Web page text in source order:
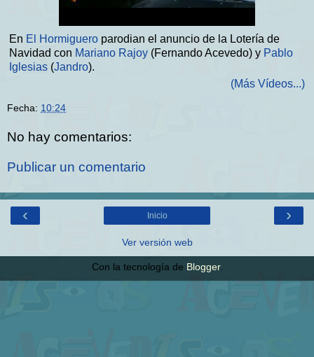
En El Hormiguero parodian el anuncio de la Lotería de
Navidad con Mariano Rajoy (Fernando Acevedo) y Pablo
Iglesias (Jandro).
(Más Vídeos...)
Fecha: 10:24
No hay comentarios:
Publicar un comentario
‹ ›
Inicio
Ver versión web
Con la tecnología de Blogger.